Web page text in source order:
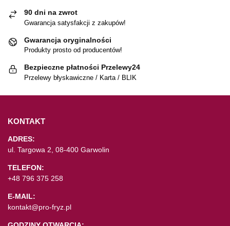
90 dni na zwrot
Gwarancja satysfakcji z zakupów!
Gwarancja oryginalności
Produkty prosto od producentów!
Bezpieczne płatności Przelewy24
Przelewy błyskawiczne / Karta / BLIK
KONTAKT
ADRES:
ul. Targowa 2, 08-400 Garwolin
TELEFON:
+48 796 375 258
E-MAIL:
kontakt@pro-fryz.pl